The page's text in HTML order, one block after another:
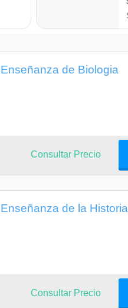
de Biologia
Consultar Precio
de la Historia
Consultar Precio